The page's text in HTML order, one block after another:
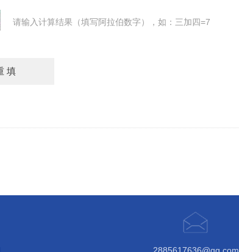
请输入计算结果（填写阿拉伯数字），如：三加四=7